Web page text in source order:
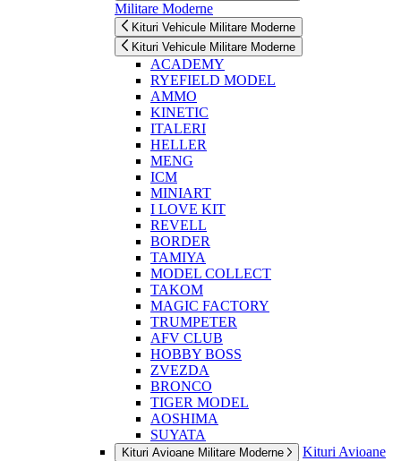
Militare Moderne
Kituri Vehicule Militare Moderne
Kituri Vehicule Militare Moderne
ACADEMY
RYEFIELD MODEL
AMMO
KINETIC
ITALERI
HELLER
MENG
ICM
MINIART
I LOVE KIT
REVELL
BORDER
TAMIYA
MODEL COLLECT
TAKOM
MAGIC FACTORY
TRUMPETER
AFV CLUB
HOBBY BOSS
ZVEZDA
BRONCO
TIGER MODEL
AOSHIMA
SUYATA
Kituri Avioane Militare Moderne
Kituri Avioane